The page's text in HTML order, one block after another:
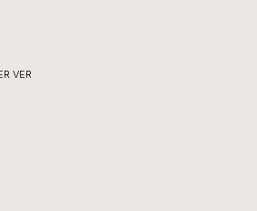
VER